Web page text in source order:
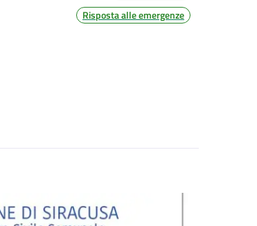
Risposta alle emergenze